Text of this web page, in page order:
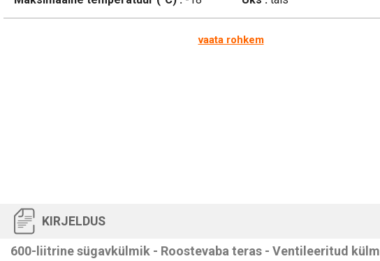
vaata rohkem
KIRJELDUS
600-liitrine sügavkülmik - Roostevaba teras - Ventileeritud külm